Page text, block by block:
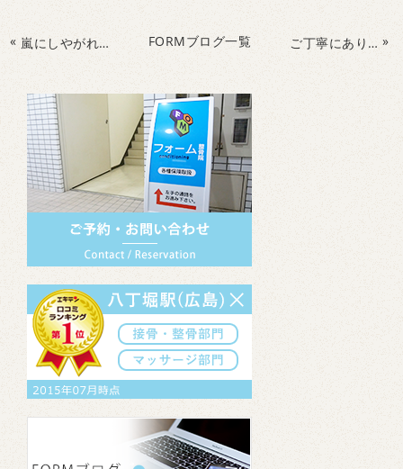
« 嵐にしやがれで、viprを使うトレーニング！広島市で唯一viprを使うパーソナルトレーニングが出来る店！viprを使い腰痛改善、股関節の痛みを改善も！ FORMブログ一覧 ご丁寧にありがたい投稿ありがとうございます^_^ »